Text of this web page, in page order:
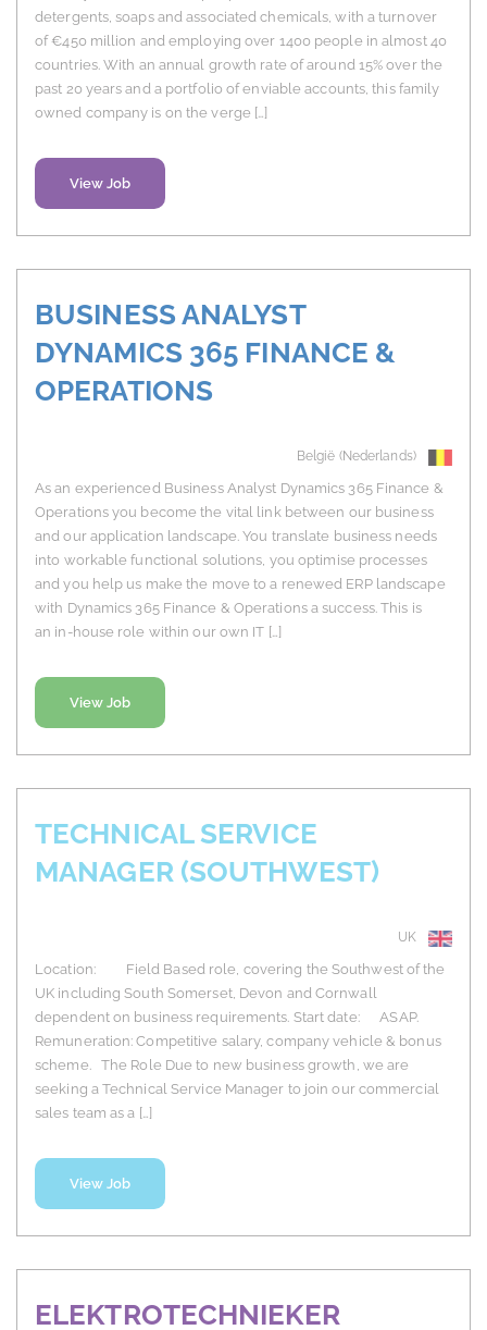
detergents, soaps and associated chemicals, with a turnover
of €450 million and employing over 1400 people in almost 40
countries. With an annual growth rate of around 15% over the
past 20 years and a portfolio of enviable accounts, this family
owned company is on the verge […]
View Job
BUSINESS ANALYST
DYNAMICS 365 FINANCE &
OPERATIONS
België (Nederlands)
As an experienced Business Analyst Dynamics 365 Finance &
Operations you become the vital link between our business
and our application landscape. You translate business needs
into workable functional solutions, you optimise processes
and you help us make the move to a renewed ERP landscape
with Dynamics 365 Finance & Operations a success. This is
an in-house role within our own IT […]
View Job
TECHNICAL SERVICE
MANAGER (SOUTHWEST)
UK
Location: Field Based role, covering the Southwest of the
UK including South Somerset, Devon and Cornwall
dependent on business requirements. Start date: ASAP.
Remuneration: Competitive salary, company vehicle & bonus
scheme. The Role Due to new business growth, we are
seeking a Technical Service Manager to join our commercial
sales team as a […]
View Job
ELEKTROTECHNIEKER